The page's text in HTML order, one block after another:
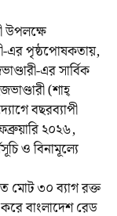
উপলক্ষে
এর পৃষ্ঠপোষকতায়,
এর সার্বিক
(শাহ্
বছরব্যাপী
২০২৬,
ও বিনামূল্যে
মোট ৩০ ব্যাগ রক্ত
বাংলাদেশ রেড